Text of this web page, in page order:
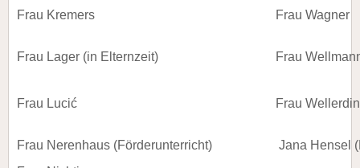
Frau Kremers Frau Wagner
Frau Lager (in Elternzeit) Frau
Frau Lucić Frau
Frau Nerenhaus (Förderunterricht)
Jana Hensel